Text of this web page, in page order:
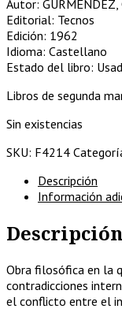
Autor: GURMÉNDEZ,
Editorial: Tecnos
Edición: 1962
Idioma: Castellano
Estado del libro:
Libros de segunda
Sin existencias
SKU: F4214
Descripción
Información
Descripción
Obra filosófica en la
contradicciones
el conflicto entre el